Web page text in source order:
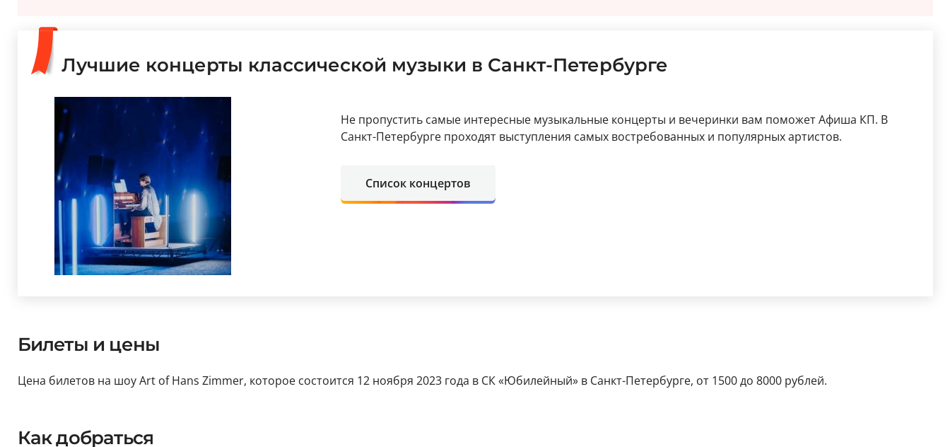
Лучшие концерты классической музыки в Санкт-Петербурге
Не пропустить самые интересные музыкальные концерты и вечеринки вам поможет Афиша КП. В
Санкт-Петербурге проходят выступления самых востребованных и популярных артистов.
Список концертов
Билеты и цены
Цена билетов на шоу Art of Hans Zimmer, которое состоится 12 ноября 2023 года в СК «Юбилейный» в Санкт-Петербурге, от 1500 до 8000 рублей.
Как добраться